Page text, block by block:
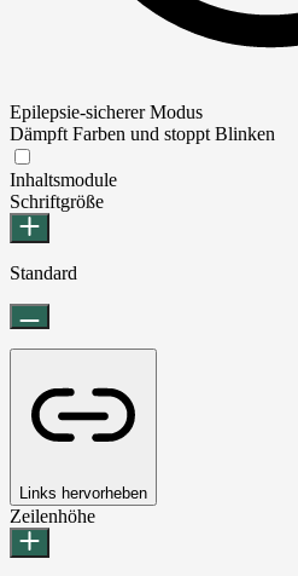
Epilepsie-sicherer Modus
Dämpft Farben und stoppt Blinken
Inhaltsmodule
Schriftgröße
Standard
Links hervorheben
Zeilenhöhe